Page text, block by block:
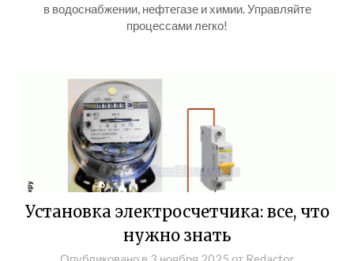
в водоснабжении, нефтегазе и химии. Управляйте
процессами легко!
Установка электросчетчика: все, что
нужно знать